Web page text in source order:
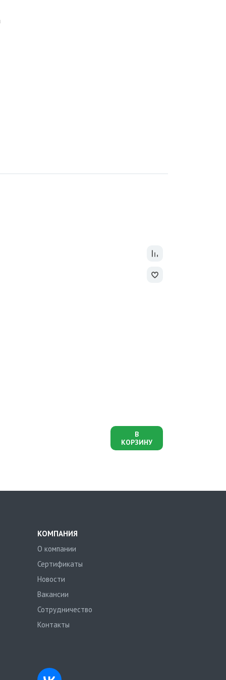
В
КОРЗИНУ
КОМПАНИЯ
О компании
Сертификаты
Новости
Вакансии
Сотрудничество
Контакты